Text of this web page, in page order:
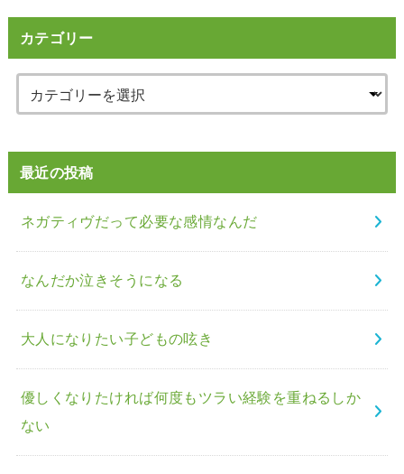
カテゴリー
最近の投稿
ネガティヴだって必要な感情なんだ
なんだか泣きそうになる
大人になりたい子どもの呟き
優しくなりたければ何度もツラい経験を重ねるしか
ない